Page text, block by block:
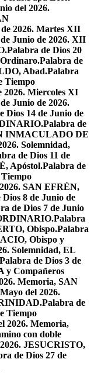
del 2026.
2026. Martes XII
Junio de 2026. XII
Palabra de Dios 20
Palabra de
Abad.Palabra
Tiempo
2026. Miercoles XI
Junio de 2026.
Dios 14 de Junio de
Palabra de
INMACULADO DE
Solemnidad,
de Dios 11 de
Apóstol.Palabra de
Tiempo
SAN EFRÉN,
8 de Junio de
de Dios 7 de Junio
Palabra
Obispo.Palabra
Obispo y
Solemnidad, EL
Palabra de Dios 3 de
y Compañeros
Memoria, SAN
del 2026.
Palabra de
Tiempo
2026. Memoria,
con doble
JESUCRISTO,
de Dios 27 de